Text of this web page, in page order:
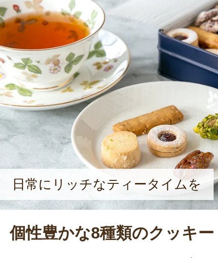
を惜しまずに一つ一つ手作りしてい
ドホテルの料理をお楽しみください
笑顔を浮かべる。
日常にリッチなティータイムを
個性豊かな8種類のクッキー